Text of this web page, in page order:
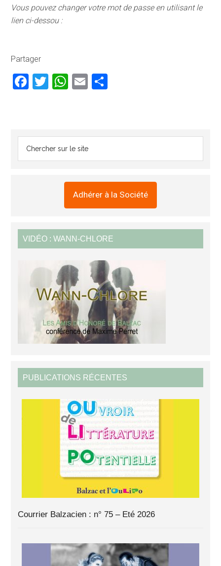
Vous pouvez changer votre mot de passe en utilisant le
lien ci-dessou :
Partager
Facebook
Twitter
WhatsApp
Email
Adhérer à la Société
VIDÉO : WANN-CHLORE
PUBLICATIONS RÉCENTES
Courrier Balzacien : n° 75 – Eté 2026